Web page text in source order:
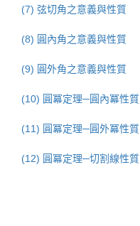
(7) 弦切角之意義與性質
(8) 圓內角之意義與性質
(9) 圓外角之意義與性質
(10) 圓冪定理─圓內冪性質
(11) 圓冪定理─圓外冪性質
(12) 圓冪定理─切割線性質